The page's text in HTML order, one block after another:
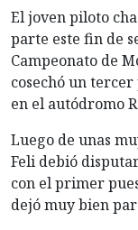
El joven piloto
parte este fin de
Campeonato de
cosechó un
en el autódromo
Luego de unas
Feli debió
con el primer
dejó muy bien